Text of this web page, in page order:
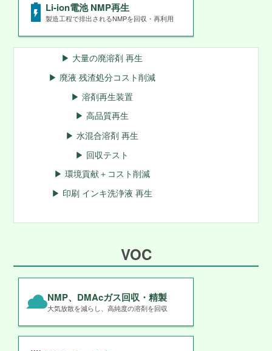
Li-ion電池 NMP再生
製造工程で排出されるNMPを回収・再利用
▶ 大量の廃溶剤 再生
▶ 廃液 残渣処分コスト削減
▶ 溶剤再生装置
▶ 高品質再生
▶ 水混合溶剤 再生
▶ 回収テスト
▶ 環境貢献＋コスト削減
▶ 印刷 インキ洗浄液 再生
VOC
NMP、DMAcガス回収・精製
大気放散を減らし、高純度の溶剤を回収